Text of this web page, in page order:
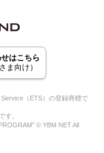
はこちら
ま向け）
（ETS）の登録商標で
す。
© YBM NET All